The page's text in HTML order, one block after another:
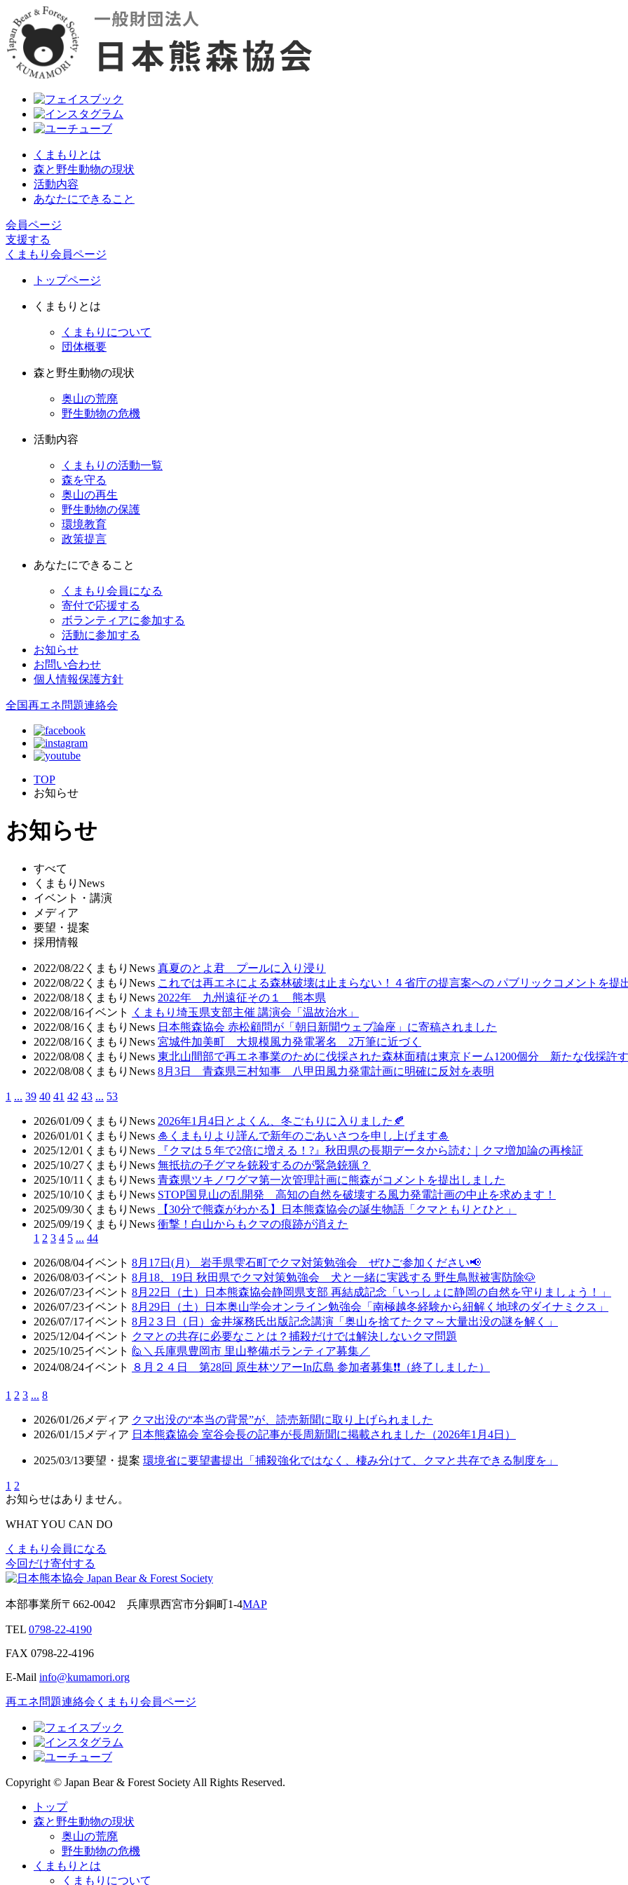
くまもりとは
森と野生動物の現状
活動内容
あなたにできること
会員ページ
支援する
くまもり会員ページ
トップページ
くまもりとは
くまもりについて
団体概要
森と野生動物の現状
奥山の荒廃
野生動物の危機
活動内容
くまもりの活動一覧
森を守る
奥山の再生
野生動物の保護
環境教育
政策提言
あなたにできること
くまもり会員になる
寄付で応援する
ボランティアに参加する
活動に参加する
お知らせ
お問い合わせ
個人情報保護方針
全国再エネ問題連絡会
TOP
お知らせ
お知らせ
すべて
くまもりNews
イベント・講演
メディア
要望・提案
採用情報
2022/08/22 くまもりNews 真夏のとよ君 プールに入り浸り
2022/08/22 くまもりNews これでは再エネによる森林破壊は止まらない！４省庁の提言案への パブリックコメントを提
2022/08/18 くまもりNews 2022年 九州遠征その１ 熊本県
2022/08/16イベント
くまもり埼玉県支部主催 講演会「温故治水」
2022/08/16 くまもりNews 日本熊森協会 赤松顧問が「朝日新聞ウェブ論座」に寄稿されました
2022/08/16 くまもりNews 宮城件加美町 大規模風力発電署名 2万筆に近づく
2022/08/08 くまもりNews 東北山間部で再エネ事業のために伐採された森林面積は東京ドーム1200個分 新たな伐採許
2022/08/08 くまもりNews 8月3日 青森県三村知事 八甲田風力発電計画に明確に反対を表明
1 ... 39 40 41 42 43 ... 53
2026/01/09 くまもりNews 2026年1月4日とよくん、冬ごもりに入りました🍂
2026/01/01 くまもりNews 🎍くまもりより謹んで新年のごあいさつを申し上げます🎍
2025/12/01 くまもりNews
『クマは５年で2倍に増える！?』秋田県の長期データから読む｜クマ増加論の再検証
2025/10/27 くまもりNews 無抵抗の子グマを銃殺するのが緊急銃猟？
2025/10/11 くまもりNews 青森県ツキノワグマ第一次管理計画に熊森がコメントを提出しました
2025/10/10 くまもりNews STOP国見山の乱開発 高知の自然を破壊する風力発電計画の中止を求めます！
2025/09/30 くまもりNews
【30分で熊森がわかる】日本熊森協会の誕生物語「クマともりとひと」
2025/09/19 くまもりNews 衝撃！白山からもクマの痕跡が消えた
1 2 3 4 5 ... 44
2026/08/04イベント 8月17日(月) 岩手県雫石町でクマ対策勉強会 ぜひご参加ください📢
2026/08/03イベント 8月18、19日 秋田県でクマ対策勉強会 犬と一緒に実践する 野生鳥獣被害防除🐶
2026/07/23イベント 8月22日（土）日本熊森協会静岡県支部 再結成記念「いっしょに静岡の自然を守りましょう！」
2026/07/23イベント 8月29日（土）日本奥山学会オンライン勉強会「南極越冬経験から紐解く地球のダイナミクス」
2026/07/17イベント 8月2３日（日）金井塚務氏出版記念講演「奥山を捨てたクマ～大量出没の謎を解く」
2025/12/04イベント クマとの共存に必要なことは？捕殺だけでは解決しないクマ問題
2025/10/25イベント 🙋＼兵庫県豊岡市 里山整備ボランティア募集／
2024/08/24イベント ８月２４日 第28回 原生林ツアーIn広島 参加者募集❗❗（終了しました）
1 2 3 ... 8
2026/01/26 メディア クマ出没の“本当の背景”が、読売新聞に取り上げられました
2026/01/15 メディア 日本熊森協会 室谷会長の記事が長周新聞に掲載されました（2026年1月4日）
2025/03/13要望・提案 環境省に要望書提出「捕殺強化ではなく、棲み分けて、クマと共存できる制度を」
1 2
お知らせはありません。
WHAT YOU CAN DO
くまもり会員になる
今回だけ寄付する
本部事業所〒662-0042 兵庫県西宮市分銅町1-4MAP
TEL 0798-22-4190
FAX 0798-22-4196
E-Mail info@kumamori.org
再エネ問題連絡会 くまもり会員ページ
Copyright © Japan Bear & Forest Society All Rights Reserved.
トップ
森と野生動物の現状
奥山の荒廃
野生動物の危機
くまもりとは
くまもりについて